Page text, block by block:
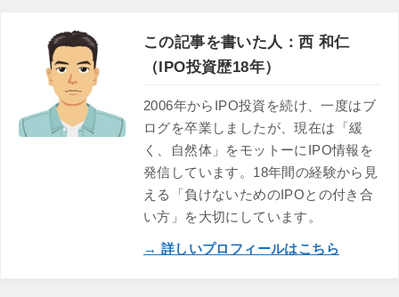
この記事を書いた人：西 和仁
（IPO投資歴18年）
2006年からIPO投資を続け、一度はブ
ログを卒業しましたが、現在は「緩
く、自然体」をモットーにIPO情報を
発信しています。18年間の経験から見
える「負けないためのIPOとの付き合
い方」を大切にしています。
→ 詳しいプロフィールはこちら